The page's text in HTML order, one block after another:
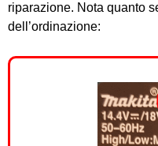
riparazione. Nota quanto
dell’ordinazione: